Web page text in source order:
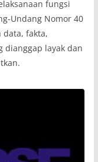
fungsi
Undang Nomor 40
data, fakta,
dianggap layak dan